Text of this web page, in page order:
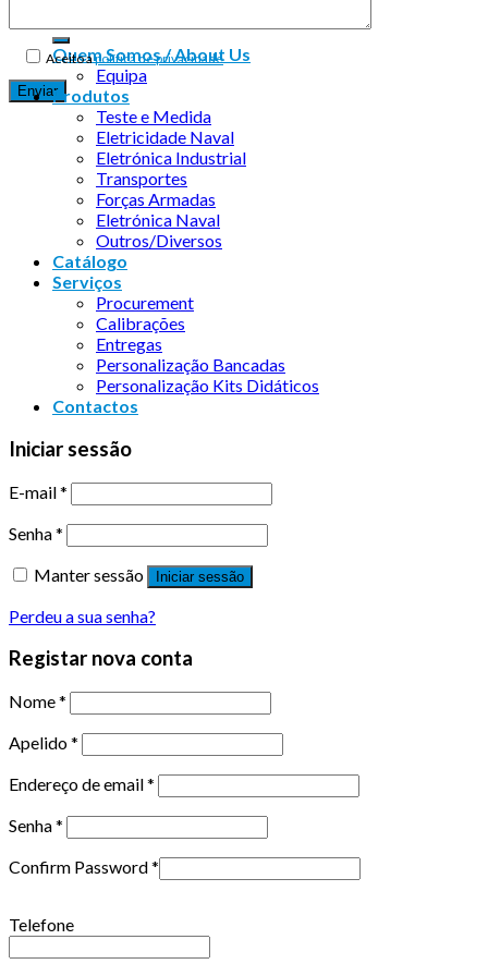
Aceito apolítica de privacidade
Quem Somos / About Us
Equipa
Produtos
Teste e Medida
Eletricidade Naval
Eletrónica Industrial
Transportes
Forças Armadas
Eletrónica Naval
Outros/Diversos
Catálogo
Serviços
Procurement
Calibrações
Entregas
Personalização Bancadas
Personalização Kits Didáticos
Contactos
Iniciar sessão
E-mail*
Senha*
Manter sessão
Iniciar sessão
Perdeu a sua senha?
Registar nova conta
Nome*
Apelido*
Endereço de email*
Senha*
Confirm Password*
Telefone